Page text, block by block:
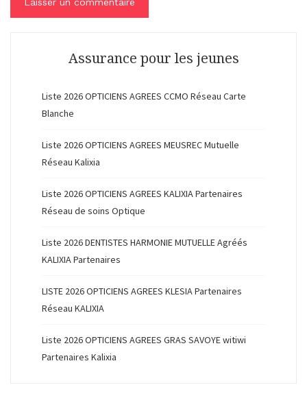
Assurance pour les jeunes
Liste 2026 OPTICIENS AGREES CCMO Réseau Carte
Blanche
Liste 2026 OPTICIENS AGREES MEUSREC Mutuelle
Réseau Kalixia
Liste 2026 OPTICIENS AGREES KALIXIA Partenaires
Réseau de soins Optique
Liste 2026 DENTISTES HARMONIE MUTUELLE Agréés
KALIXIA Partenaires
LISTE 2026 OPTICIENS AGREES KLESIA Partenaires
Réseau KALIXIA
Liste 2026 OPTICIENS AGREES GRAS SAVOYE witiwi
Partenaires Kalixia